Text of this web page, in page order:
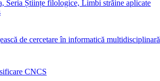
Seria Științe filologice, Limbi străine aplicate
de cercetare în informatică multidisciplinară
CNCS